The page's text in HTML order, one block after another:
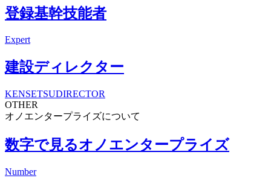
登録基幹技能者
Expert
建設ディレクター
KENSETSUDIRECTOR
OTHER
オノエンタープライズについて
数字で見るオノエンタープライズ
Number